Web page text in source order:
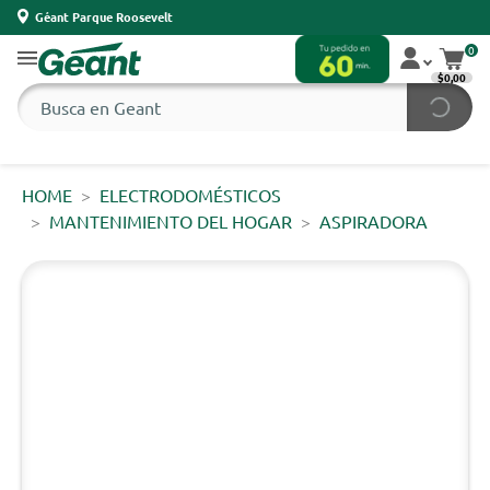
Géant Parque Roosevelt
0
$0,00
HOME
ELECTRODOMÉSTICOS
MANTENIMIENTO DEL HOGAR
ASPIRADORA